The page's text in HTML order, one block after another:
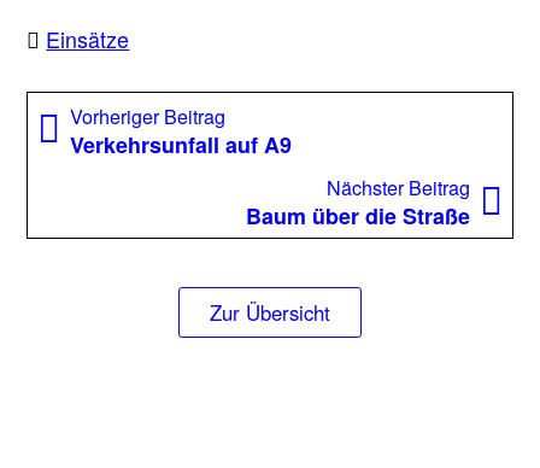
Einsätze
Beitragsnavigation
Vorheriger Beitrag
Beitrag:
Verkehrsunfall auf A9
Nächster Beitrag
Baum über die Straße
Zur Übersicht